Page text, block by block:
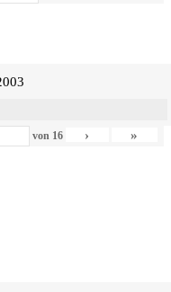
von 16 › »